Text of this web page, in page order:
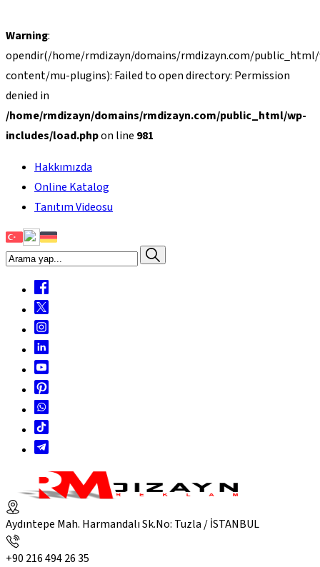
Warning:
opendir(/home/rmdizayn/domains/rmdizayn.com/
content/mu-plugins): Failed to open directory: Permission
denied in
/home/rmdizayn/domains/rmdizayn.com/public_html/wp-
includes/load.phpon line 981
Hakkımızda
Online Katalog
Tanıtım Videosu
Aydıntepe Mah. Harmandalı Sk.No: Tuzla / İSTANBUL
+90 216 494 26 35